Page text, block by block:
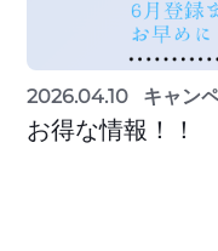
2026.04.10 キャン
お得な情報！！